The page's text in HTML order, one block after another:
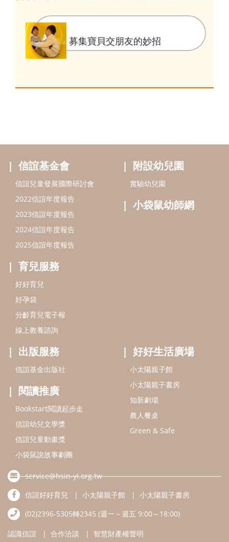
募集寶貝交朋友的妙招
信誼基金會
信誼兒童發展國際研討會
2022信誼年度報告
2023信誼年度報告
2024信誼年度報告
2025信誼年度報告
育兒服務
好好育兒
好孕袋
分齡育兒電子報
線上教養諮詢
附設幼兒園
實驗幼兒園
小袋鼠幼師網
出版服務
信誼基金出版社
閱讀推廣
Bookstart閱讀起步走
信誼幼兒文學獎
信誼兒童動畫獎
小袋鼠說故事劇團
好好生活廣場
小太陽親子館
小太陽親子書房
知新劇場
農人餐桌
Green & Safe
service@hsin-yi.org.tw
信誼好好育兒
小太陽親子館
小太陽親子書房
(02)2396-5305轉2345 (週一～週五 9:00～18:00)
認識信誼 合作洽談 智慧財產權聲明